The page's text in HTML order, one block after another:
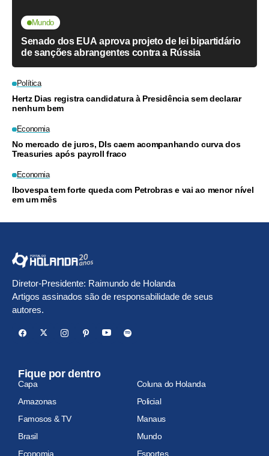
Mundo
Senado dos EUA aprova projeto de lei bipartidário
de sanções abrangentes contra a Rússia
Política
Hertz Dias registra candidatura à Presidência sem declarar
nenhum bem
Economia
No mercado de juros, DIs caem acompanhando curva dos
Treasuries após payroll fraco
Economia
Ibovespa tem forte queda com Petrobras e vai ao menor nível
em um mês
Diretor-Presidente: Raimundo de Holanda
Artigos assinados são de responsabilidade de seus
autores.
Fique por dentro
Capa
Coluna do Holanda
Amazonas
Policial
Famosos & TV
Manaus
Brasil
Mundo
Economia
Esportes